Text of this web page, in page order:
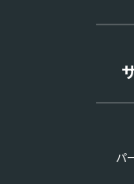
パ